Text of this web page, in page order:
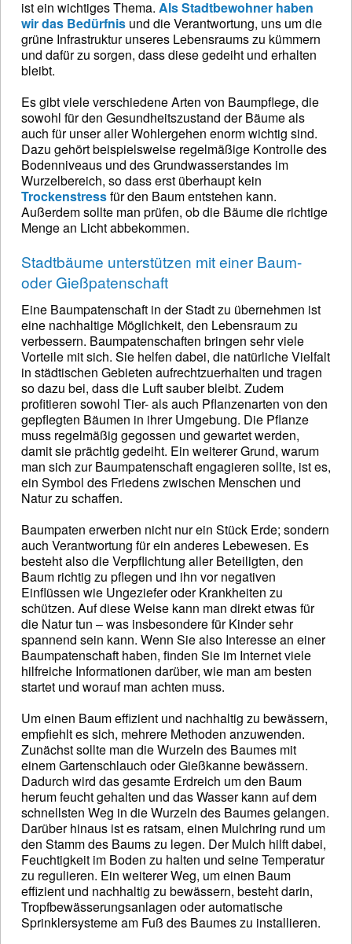
ist ein wichtiges Thema. Als Stadtbewohner haben
wir das Bedürfnis und die Verantwortung, uns um die
grüne Infrastruktur unseres Lebensraums zu kümmern
und dafür zu sorgen, dass diese gedeiht und erhalten
bleibt.
Es gibt viele verschiedene Arten von Baumpflege, die
sowohl für den Gesundheitszustand der Bäume als
auch für unser aller Wohlergehen enorm wichtig sind.
Dazu gehört beispielsweise regelmäßige Kontrolle des
Bodenniveaus und des Grundwasserstandes im
Wurzelbereich, so dass erst überhaupt kein
Trockenstressfür den Baum entstehen kann.
Außerdem sollte man prüfen, ob die Bäume die richtige
Menge an Licht abbekommen.
Stadtbäume unterstützen mit einer Baum-
oder Gießpatenschaft
Eine Baumpatenschaft in der Stadt zu übernehmen ist
eine nachhaltige Möglichkeit, den Lebensraum zu
verbessern. Baumpatenschaften bringen sehr viele
Vorteile mit sich. Sie helfen dabei, die natürliche Vielfalt
in städtischen Gebieten aufrechtzuerhalten und tragen
so dazu bei, dass die Luft sauber bleibt. Zudem
profitieren sowohl Tier- als auch Pflanzenarten von den
gepflegten Bäumen in ihrer Umgebung. Die Pflanze
muss regelmäßig gegossen und gewartet werden,
damit sie prächtig gedeiht. Ein weiterer Grund, warum
man sich zur Baumpatenschaft engagieren sollte, ist es,
ein Symbol des Friedens zwischen Menschen und
Natur zu schaffen.
Baumpaten erwerben nicht nur ein Stück Erde; sondern
auch Verantwortung für ein anderes Lebewesen. Es
besteht also die Verpflichtung aller Beteiligten, den
Baum richtig zu pflegen und ihn vor negativen
Einflüssen wie Ungeziefer oder Krankheiten zu
schützen. Auf diese Weise kann man direkt etwas für
die Natur tun – was insbesondere für Kinder sehr
spannend sein kann. Wenn Sie also Interesse an einer
Baumpatenschaft haben, finden Sie im Internet viele
hilfreiche Informationen darüber, wie man am besten
startet und worauf man achten muss.
Um einen Baum effizient und nachhaltig zu bewässern,
empfiehlt es sich, mehrere Methoden anzuwenden.
Zunächst sollte man die Wurzeln des Baumes mit
einem Gartenschlauch oder Gießkanne bewässern.
Dadurch wird das gesamte Erdreich um den Baum
herum feucht gehalten und das Wasser kann auf dem
schnellsten Weg in die Wurzeln des Baumes gelangen.
Darüber hinaus ist es ratsam, einen Mulchring rund um
den Stamm des Baums zu legen. Der Mulch hilft dabei,
Feuchtigkeit im Boden zu halten und seine Temperatur
zu regulieren. Ein weiterer Weg, um einen Baum
effizient und nachhaltig zu bewässern, besteht darin,
Tropfbewässerungsanlagen oder automatische
Sprinklersysteme am Fuß des Baumes zu installieren.